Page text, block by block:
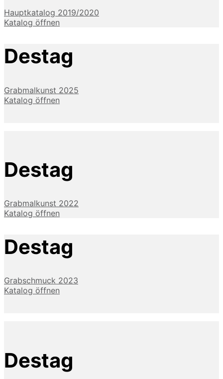
Hauptkatalog 2019/2020
Katalog öffnen
Destag
Grabmalkunst 2025
Katalog öffnen
Destag
Grabmalkunst 2022
Katalog öffnen
Destag
Grabschmuck 2023
Katalog öffnen
Destag